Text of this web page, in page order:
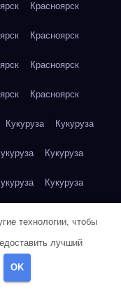
Красноярск
Красноярск
Красноярск
Красноярск
Кукуруза Кукуруза
Кукуруза
Кукуруза
Куриная грудка
Куриная грудка
технологии, чтобы
лучший
OK